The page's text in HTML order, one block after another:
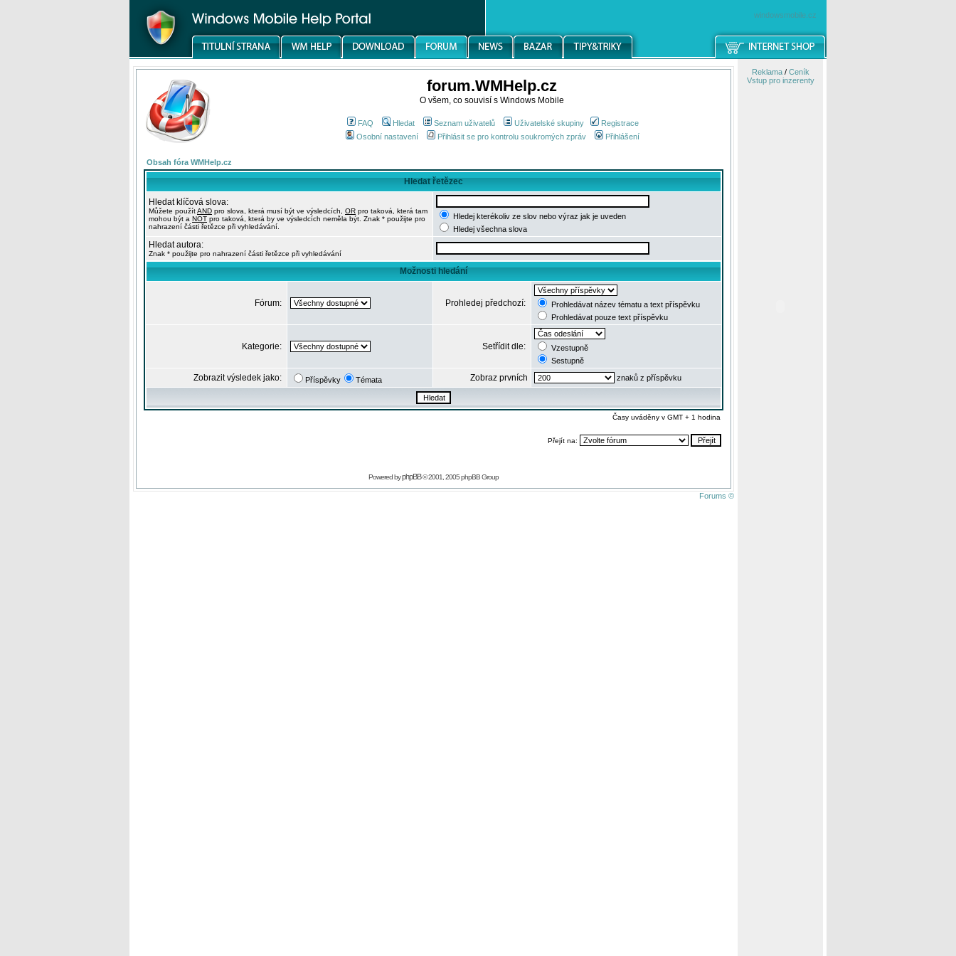
windowsmobile.cz
forum.WMHelp.cz
O všem, co souvisí s Windows Mobile
FAQ Hledat Seznam uživatelů Uživatelské skupiny
Registrace
Osobní nastavení
Přihlásit se pro kontrolu soukromých zpráv Přihlášení
Obsah fóra WMHelp.cz
Hledat řetězec
Hledat klíčová slova:
Můžete použítAND pro slova, která musí být ve výsledcích, OR pro taková, která tam
mohou být a NOT pro taková, která by ve výsledcích neměla být. Znak * použijte pro
nahrazení části řetězce při vyhledávání.
Hledej kterékoliv ze slov nebo výraz jak je uveden
Hledej všechna slova
Hledat autora:
Znak * použijte pro nahrazení části řetězce při vyhledávání
Možnosti hledání
Fórum: Prohledej předchozí:
Prohledávat název tématu a text příspěvku
Prohledávat pouze text příspěvku
Kategorie: Setřídit dle:
Vzestupně
Sestupně
Zobrazit výsledek jako: Příspěvky Témata Zobraz prvních znaků z příspěvku
Časy uváděny v GMT + 1 hodina
Přejít na:
Powered byphpBB© 2001, 2005 phpBB Group
Forums ©
Reklama/ Ceník
Vstup pro inzerenty